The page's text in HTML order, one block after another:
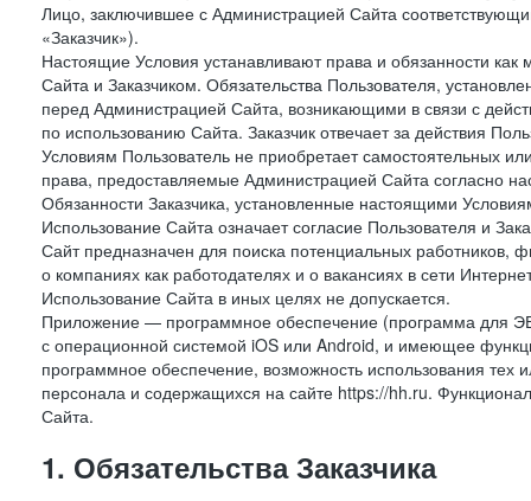
Лицо, заключившее с Администрацией Сайта
«Заказчик»).
Настоящие Условия устанавливают права и обязанности
Сайта и Заказчиком. Обязательства Пользователя,
перед Администрацией Сайта, возникающими в связи с
по использованию Сайта. Заказчик отвечает за действия
Условиям Пользователь не приобретает самостоятельных
права, предоставляемые Администрацией Сайта согласно
Обязанности Заказчика, установленные настоящими
Использование Сайта означает согласие Пользователя и
Сайт предназначен для поиска потенциальных
о компаниях как работодателях и о вакансиях в сети
Использование Сайта в иных целях не допускается.
Приложение — программное обеспечение (программа для
с операционной системой iOS или Android, и имеющее
программное обеспечение, возможность использования
персонала и содержащихся на сайте https://hh.ru.
Сайта.
1. Обязательства Заказчика